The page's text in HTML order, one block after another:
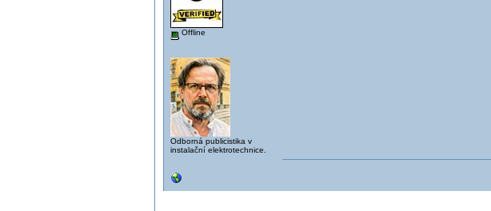
Offline
Odborná publicistika v
instalační elektrotechnice.